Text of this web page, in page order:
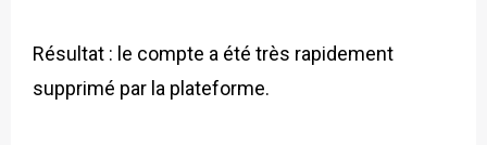
Résultat : le compte a été très rapidement
supprimé par la plateforme.